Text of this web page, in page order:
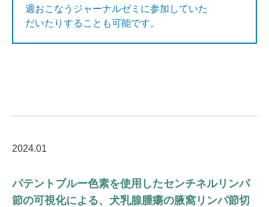
週おこなうジャーナルゼミに参加していた
だいたりすることも可能です。
2024.01
パテントブルー色素を使用したセンチネルリンパ
節の可視化による、犬乳腺腫瘍の腋窩リンパ節切